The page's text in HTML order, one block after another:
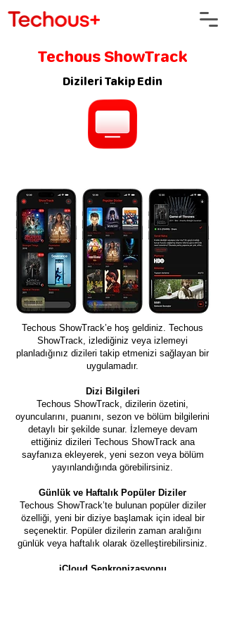
Techous ShowTrack
Dizileri Takip Edin
Techous ShowTrack’e hoş geldiniz. Techous
ShowTrack, izlediğiniz veya izlemeyi
planladığınız dizileri takip etmenizi sağlayan bir
uygulamadır.
Dizi Bilgileri
Techous ShowTrack, dizilerin özetini,
oyuncularını, puanını, sezon ve bölüm bilgilerini
detaylı bir şekilde sunar. İzlemeye devam
ettiğiniz dizileri Techous ShowTrack ana
sayfanıza ekleyerek, yeni sezon veya bölüm
yayınlandığında görebilirsiniz.
Günlük ve Haftalık Popüler Diziler
Techous ShowTrack’te bulunan popüler diziler
özelliği, yeni bir diziye başlamak için ideal bir
seçenektir. Popüler dizilerin zaman aralığını
günlük veya haftalık olarak özelleştirebilirsiniz.
iCloud Senkronizasyonu